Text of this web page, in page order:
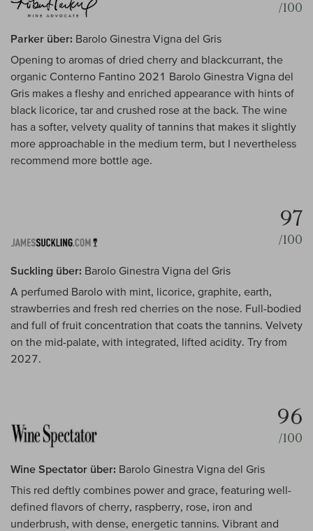
/100
Parker über: Barolo Ginestra Vigna del Gris
Opening to aromas of dried cherry and blackcurrant, the
organic Conterno Fantino 2021 Barolo Ginestra Vigna del
Gris makes a fleshy and enriched appearance with hints of
black licorice, tar and crushed rose at the back. The wine
has a softer, velvety quality of tannins that makes it slightly
more approachable in the medium term, but I nevertheless
recommend more bottle age.
97
/100
Suckling über: Barolo Ginestra Vigna del Gris
A perfumed Barolo with mint, licorice, graphite, earth,
strawberries and fresh red cherries on the nose. Full-bodied
and full of fruit concentration that coats the tannins. Velvety
on the mid-palate, with integrated, lifted acidity. Try from
2027.
96
/100
Wine Spectator über: Barolo Ginestra Vigna del Gris
This red deftly combines power and grace, featuring well-
defined flavors of cherry, raspberry, rose, iron and
underbrush, with dense, energetic tannins. Vibrant and